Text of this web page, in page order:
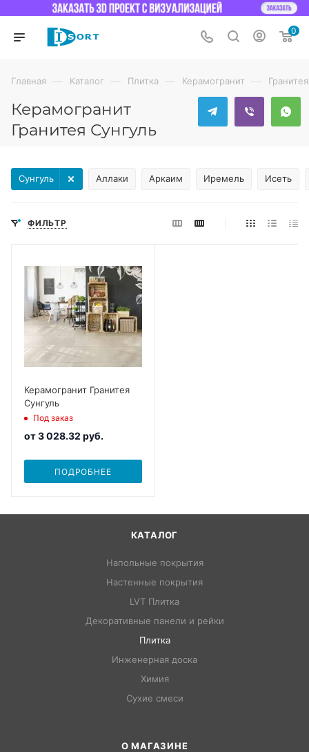
0
Главная — Каталог — Плитка — Керамогранит — Гранитея
Керамогранит
Гранитея Сунгуль
Аллаки Аркаим Иремель Исеть
Сунгуль
ФИЛЬТР
Керамогранит Гранитея
Сунгуль
Под заказ
от3 028.32 руб.
ПОДРОБНЕЕ
КАТАЛОГ
Напольные покрытия
Настенные покрытия
LVT Плитка
Декоративные панели и рейки
Плитка
Инженерная доска
Химия
Сухие смеси
О МАГАЗИНЕ